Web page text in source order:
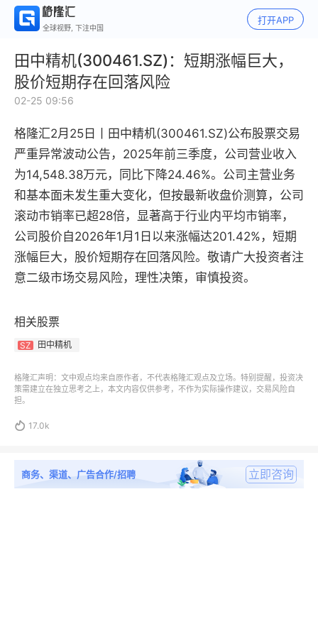
全球视野, 下注中国
打开APP
田中精机(300461.SZ)：短期涨幅巨大，
股价短期存在回落风险
02-25 09:56
格隆汇2月25日丨 田中精机(300461.SZ)公布股票交易
严重异常波动公告 ， 2025年前三季度，公司营业收入
为14,548.38万元，同比下降24.46%。公司主营业务
和基本面未发生重大变化，但按最新收盘价测算，公司
滚动市销率已超28倍，显著高于行业内平均市销率，
公司股价自2026年1月1日以来涨幅达201.42%，短期
涨幅巨大，股价短期存在回落风险。敬请广大投资者注
意二级市场交易风险，理性决策，审慎投资。
相关股票
SZ 田中精机
格隆汇声明：文中观点均来自原作者，不代表格隆汇观点及立场。特别提醒，投资决
策需建立在独立思考之上，本文内容仅供参考，不作为实际操作建议，交易风险自
担。
 17.0k
商务、渠道、广告合作/招聘 立即咨询